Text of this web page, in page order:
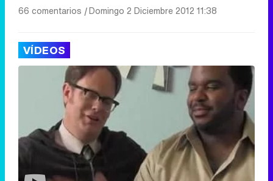
66 comentarios |Domingo 2 Diciembre 2012 11:38
VÍDEOS